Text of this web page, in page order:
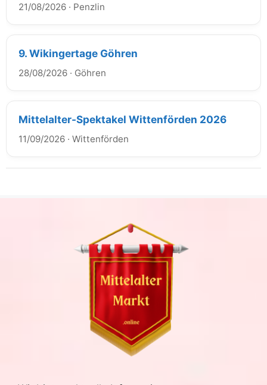
21/08/2026 · Penzlin
9. Wikingertage Göhren
28/08/2026 · Göhren
Mittelalter-Spektakel Wittenförden 2026
11/09/2026 · Wittenförden